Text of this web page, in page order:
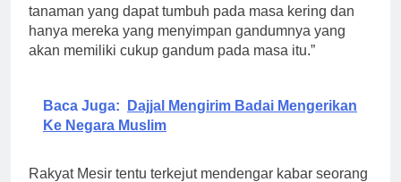
tanaman yang dapat tumbuh pada masa kering dan
hanya mereka yang menyimpan gandumnya yang
akan memiliki cukup gandum pada masa itu.”
Baca Juga:
Dajjal Mengirim Badai Mengerikan
Ke Negara Muslim
Rakyat Mesir tentu terkejut mendengar kabar seorang